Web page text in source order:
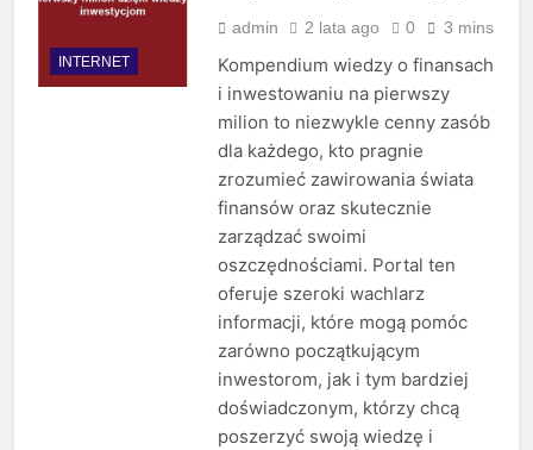
INTERNET
admin 2 lata ago 0 3 mins
Kompendium wiedzy o finansach
i inwestowaniu na pierwszy
milion to niezwykle cenny zasób
dla każdego, kto pragnie
zrozumieć zawirowania świata
finansów oraz skutecznie
zarządzać swoimi
oszczędnościami. Portal ten
oferuje szeroki wachlarz
informacji, które mogą pomóc
zarówno początkującym
inwestorom, jak i tym bardziej
doświadczonym, którzy chcą
poszerzyć swoją wiedzę i